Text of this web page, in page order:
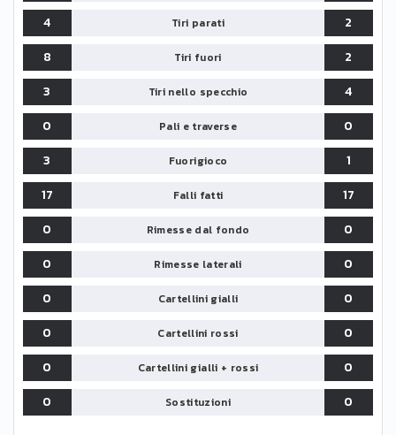
4 Tiri parati
2
8
Tiri fuori
2
3
Tiri nello specchio
4
0
Pali e traverse
0
3
Fuorigioco
1
17
Falli fatti
17
0
Rimesse dal fondo
0
0
Rimesse laterali
0
0
Cartellini gialli
0
0
Cartellini rossi
0
0
Cartellini gialli + rossi
0
0
Sostituzioni 0